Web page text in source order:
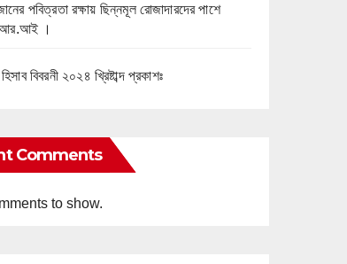
পবিত্রতা রক্ষায় ছিন্নমূল রোজাদারদের পাশে
।
বিবরনী ২০২৪ খ্রিষ্টাব্দ প্রকাশঃ
Comments
to show.